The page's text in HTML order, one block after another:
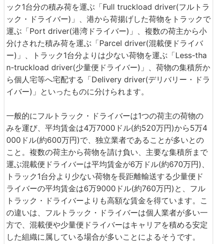
ック1台分の積み荷を運ぶ「Full truckload driver(フルトラ
ック・ドライバー)」、港から荷揚げした荷物をトラックで
運ぶ「Port driver(港湾ドライバー)」、複数の荷主から小
分けされた積み荷を運ぶ「Parcel driver(混載便ドライバ
ー)」、トラック1台分よりは少ない荷物を運ぶ「Less-tha
n-truckload driver(少量便ドライバー)」、荷物の集積所か
ら個人宅等へ宅配する「Delivery driver(デリバリー・ドラ
イバー)」といったものに分けられます。
一般的にフルトラック・ドライバーは1つの荷主の荷物の
みを運び、平均賃金は4万7000ドル(約520万円)から5万4
000ドル(約600万円)で、独立業者であることが多いとの
こと。複数の荷主から荷物を請け負い、主要な集積所まで
運ぶ混載便ドライバーは平均賃金が6万ドル(約670万円)、
トラック1台分より少ない荷物を長距離輸送する少量便ド
ライバーの平均賃金は6万9000ドル(約760万円)と、フル
トラック・ドライバーよりも高額な賃金を得ています。こ
の違いは、フルトラック・ドライバーは個人業者が多い一
方で、混載便や少量便ドライバーはキャリアを積める安定
した組織に属している場合が多いことによるそうです。